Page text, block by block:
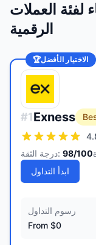
لفئة العملات
الرقمية
🏆الاختيار الأفضل
#1Exness
درجة الثقة: 98/100
ابدأ التداول
رسوم التداول
From $0